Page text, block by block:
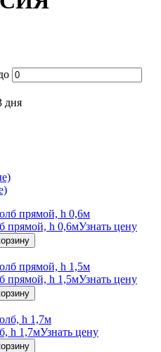
дня
прямой, h 0,6мУзнать цену
прямой, h 1,5мУзнать цену
h 1,7мУзнать цену